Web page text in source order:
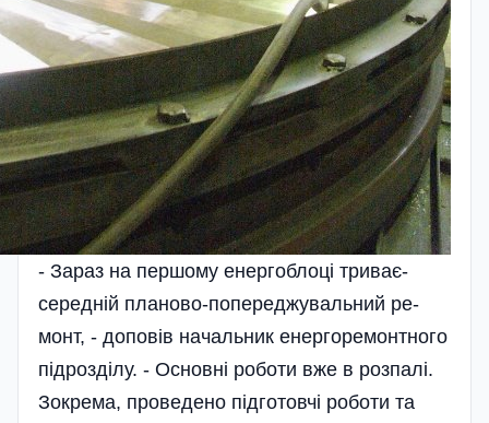
- Зараз на першому енергоблоці триває­
середній планово-попереджувальний ре­
монт, - доповів начальник енергоремонтного
підрозділу. - Основні роботи вже в розпалі.
Зокрема, проведено підготовчі роботи та